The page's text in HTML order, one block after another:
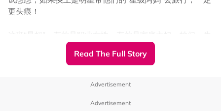
更头痕！
都为家庭、为子女奔波劳碌，而身为艺人的母亲，她们更要
与子女一同承受外界的压力。为了答谢她们的付出，今次就
动的时刻，与观众一同感受到最真摰的母子、母女情。
Read The Full Story
Advertisement
Advertisement